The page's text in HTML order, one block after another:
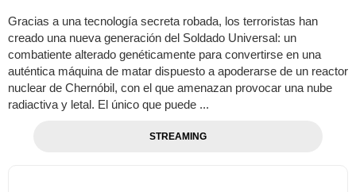
Gracias a una tecnología secreta robada, los terroristas han
creado una nueva generación del Soldado Universal: un
combatiente alterado genéticamente para convertirse en una
auténtica máquina de matar dispuesto a apoderarse de un reactor
nuclear de Chernóbil, con el que amenazan provocar una nube
radiactiva y letal. El único que puede ...
STREAMING